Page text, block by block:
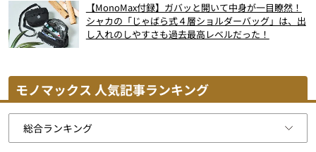
【MonoMax付録】ガバッと開いて中身が一目瞭然！
シャカの「じゃばら式４層ショルダーバッグ」は、出
し入れのしやすさも過去最高レベルだった！
モノマックス 人気記事ランキング